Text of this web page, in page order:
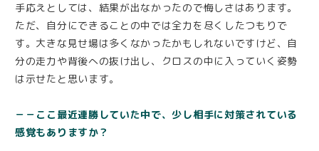
手応えとしては、結果が出なかったので悔しさはあります。
ただ、自分にできることの中では全力を尽くしたつもりで
す。大きな見せ場は多くなかったかもしれないですけど、自
分の走力や背後への抜け出し、クロスの中に入っていく姿勢
は示せたと思います。
－－ここ最近連勝していた中で、少し相手に対策されている
感覚もありますか？